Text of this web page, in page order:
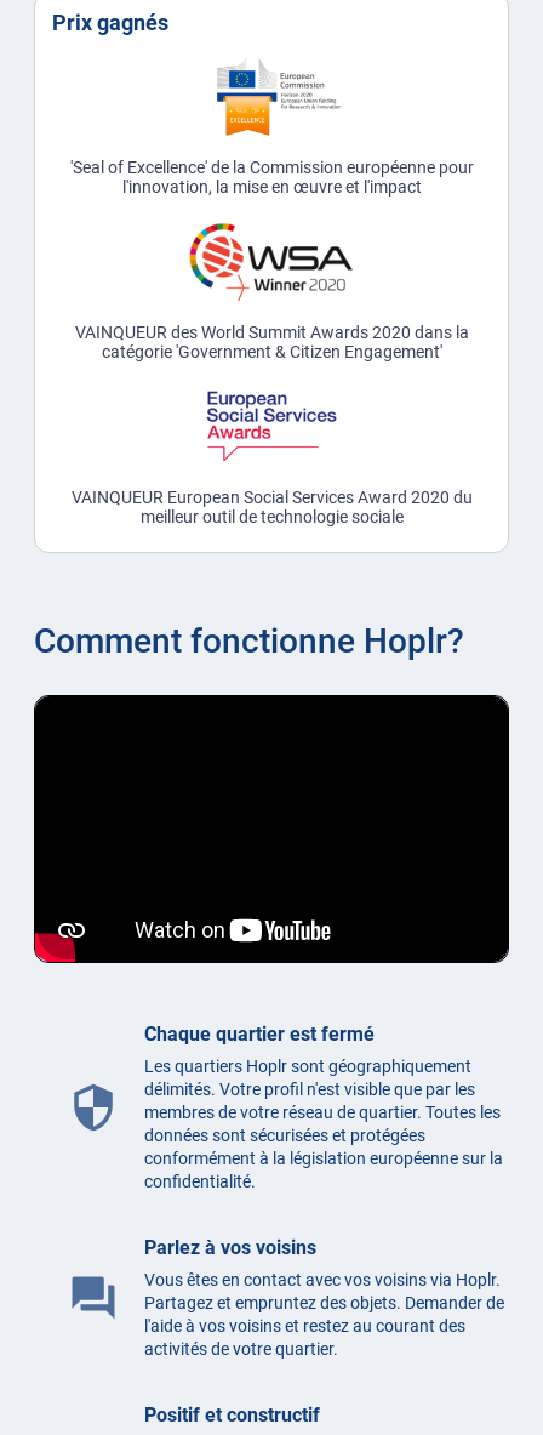
Prix gagnés
'Seal of Excellence' de la Commission européenne pour
l'innovation, la mise en œuvre et l'impact
VAINQUEUR des World Summit Awards 2020 dans la
catégorie 'Government & Citizen Engagement'
VAINQUEUR European Social Services Award 2020 du
meilleur outil de technologie sociale
Comment fonctionne Hoplr?
security
Chaque quartier est fermé
Les quartiers Hoplr sont géographiquement
délimités. Votre profil n'est visible que par les
membres de votre réseau de quartier. Toutes les
données sont sécurisées et protégées
conformément à la législation européenne sur la
confidentialité.
question_answer
Parlez à vos voisins
Vous êtes en contact avec vos voisins via Hoplr.
Partagez et empruntez des objets. Demander de
l'aide à vos voisins et restez au courant des
activités de votre quartier.
Positif et constructif